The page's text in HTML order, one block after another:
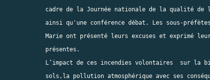
cadre de la Journée nationale de la qualité
ainsi qu'une conférence débat. Les sous-
Marie ont présenté leurs excuses et exprimé
présentes.
L’impact de ces incendies volontaires  sur la
sols,la pollution atmosphérique avec ses